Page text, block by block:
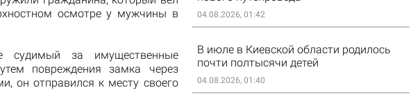
осмотре у мужчины в
судимый за имущественные
повреждения замка через
он отправился к месту своего
04.08.2026, 01:42
В июле в Киевской области родилось
почти полтысячи детей
04.08.2026, 01:40